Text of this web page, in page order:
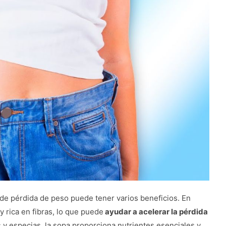
pérdida de peso puede tener varios beneficios. En
rica en fibras, lo que puede ayudar a acelerar la pérdida